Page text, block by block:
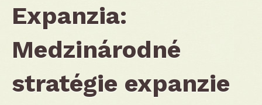
Expanzia:
Medzinárodné
stratégie expanzie